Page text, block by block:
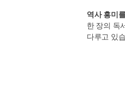
역사 흥미
한 장의 독
다루고 있